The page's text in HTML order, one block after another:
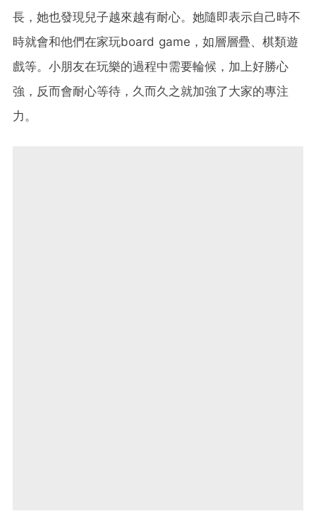
長，她也發現兒子越來越有耐心。她隨即表示自己時不
時就會和他們在家玩board game，如層層疊、棋類遊
戲等。小朋友在玩樂的過程中需要輪候，加上好勝心
強，反而會耐心等待，久而久之就加強了大家的專注
力。